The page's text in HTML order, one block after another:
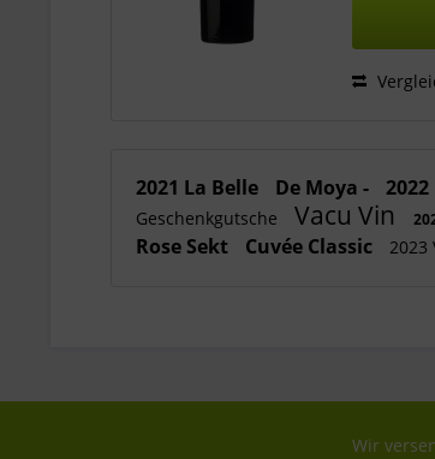
2021 La Belle De Moya -
Geschenkgutsche
Vacu Vin
Rose Sekt
Cuvée Classic 2023
Wir